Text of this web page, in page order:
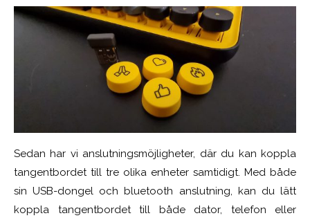
Sedan har vi anslutningsmöjligheter, där du kan koppla
tangentbordet till tre olika enheter samtidigt. Med både
sin USB-dongel och bluetooth anslutning, kan du lätt
koppla tangentbordet till både dator, telefon eller